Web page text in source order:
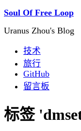
Soul Of Free Loop
Uranus Zhou's Blog
技术
旅行
GitHub
留言板
标签